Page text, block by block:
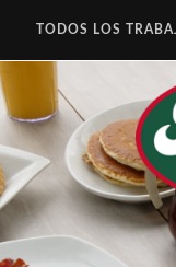
TODOS LOS